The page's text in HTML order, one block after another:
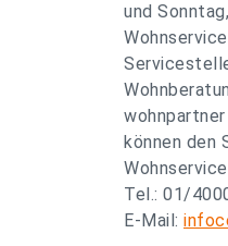
und
können den
Tel.: 01/
E-Mail: